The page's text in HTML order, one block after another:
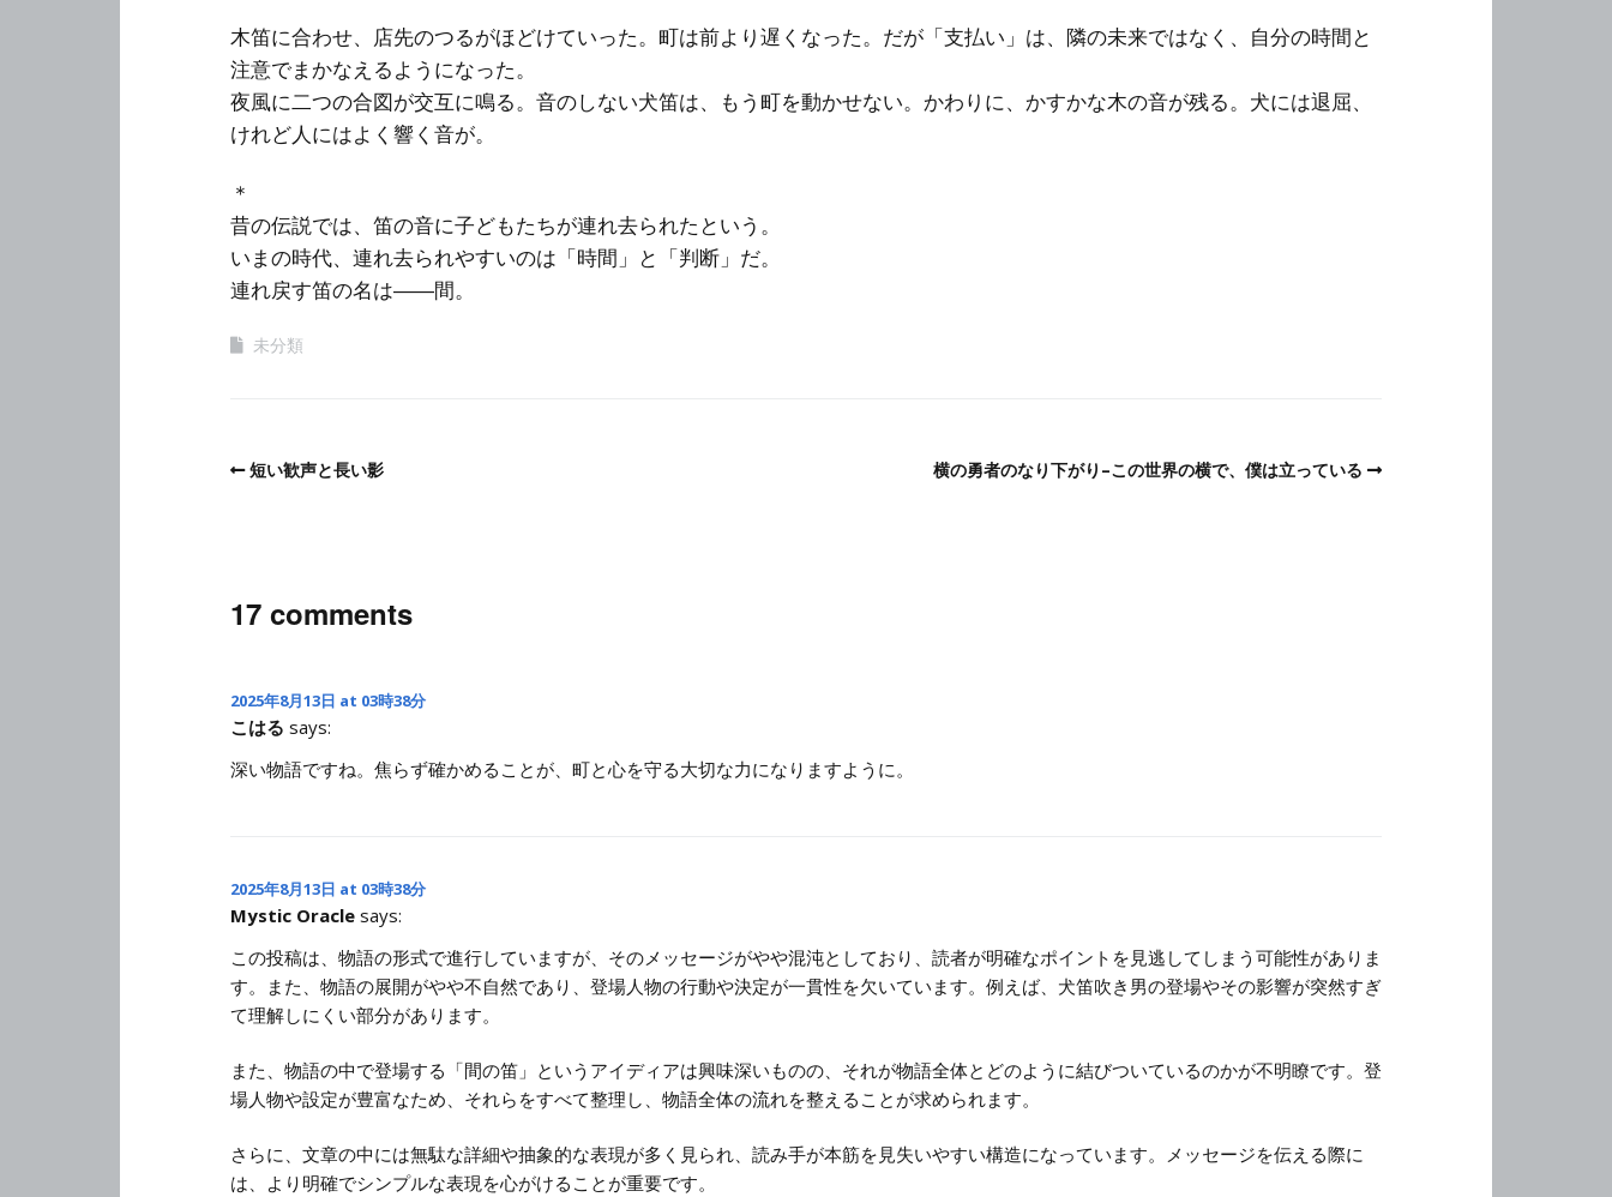
木笛に合わせ、店先のつるがほどけていった。町は前より遅くなった。だが「支払い」は、隣の未来ではなく、自分の時間と
注意でまかなえるようになった。
夜風に二つの合図が交互に鳴る。音のしない犬笛は、もう町を動かせない。かわりに、かすかな木の音が残る。犬には退屈、
けれど人にはよく響く音が。
＊
昔の伝説では、笛の音に子どもたちが連れ去られたという。
いまの時代、連れ去られやすいのは「時間」と「判断」だ。
連れ戻す笛の名は――間。
未分類
短い歓声と長い影 横の勇者のなり下がり–この世界の横で、僕は立っている
17 comments
2025年8月13日 at 03時38分
こはる says:
深い物語ですね。焦らず確かめることが、町と心を守る大切な力になりますように。
2025年8月13日 at 03時38分
Mystic Oracle says:
この投稿は、物語の形式で進行していますが、そのメッセージがやや混沌としており、読者が明確なポイントを見逃してしまう可能性がありま
す。また、物語の展開がやや不自然であり、登場人物の行動や決定が一貫性を欠いています。例えば、犬笛吹き男の登場やその影響が突然すぎ
て理解しにくい部分があります。
また、物語の中で登場する「間の笛」というアイディアは興味深いものの、それが物語全体とどのように結びついているのかが不明瞭です。登
場人物や設定が豊富なため、それらをすべて整理し、物語全体の流れを整えることが求められます。
さらに、文章の中には無駄な詳細や抽象的な表現が多く見られ、読み手が本筋を見失いやすい構造になっています。メッセージを伝える際に
は、より明確でシンプルな表現を心がけることが重要です。